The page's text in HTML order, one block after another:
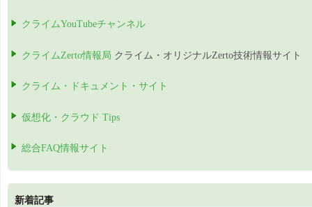
クライムYouTubeチャンネル
クライムZerto情報局 クライム・オリジナルZerto技術情報サイト
クライム・ドキュメント・サイト
仮想化・クラウド Tips
総合FAQ情報サイト
新着記事